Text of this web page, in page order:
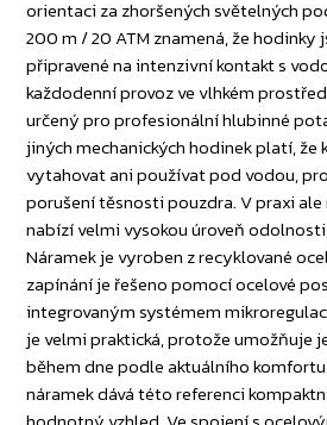
orientaci za zhoršených světelných
200 m / 20 ATM znamená, že hodinky
připravené na intenzivní kontakt s
každodenní provoz ve vlhkém
určený pro profesionální hlubinné
jiných mechanických hodinek platí, že
vytahovat ani používat pod vodou,
porušení těsnosti pouzdra. V praxi ale
nabízí velmi vysokou úroveň
Náramek je vyroben z recyklované
zapínání je řešeno pomocí ocelové
integrovaným systémem
je velmi praktická, protože umožňuje
během dne podle aktuálního
náramek dává této referenci